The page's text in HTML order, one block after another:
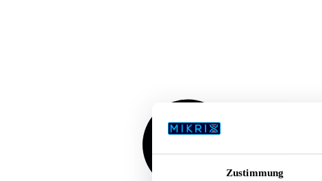
Zustimmung